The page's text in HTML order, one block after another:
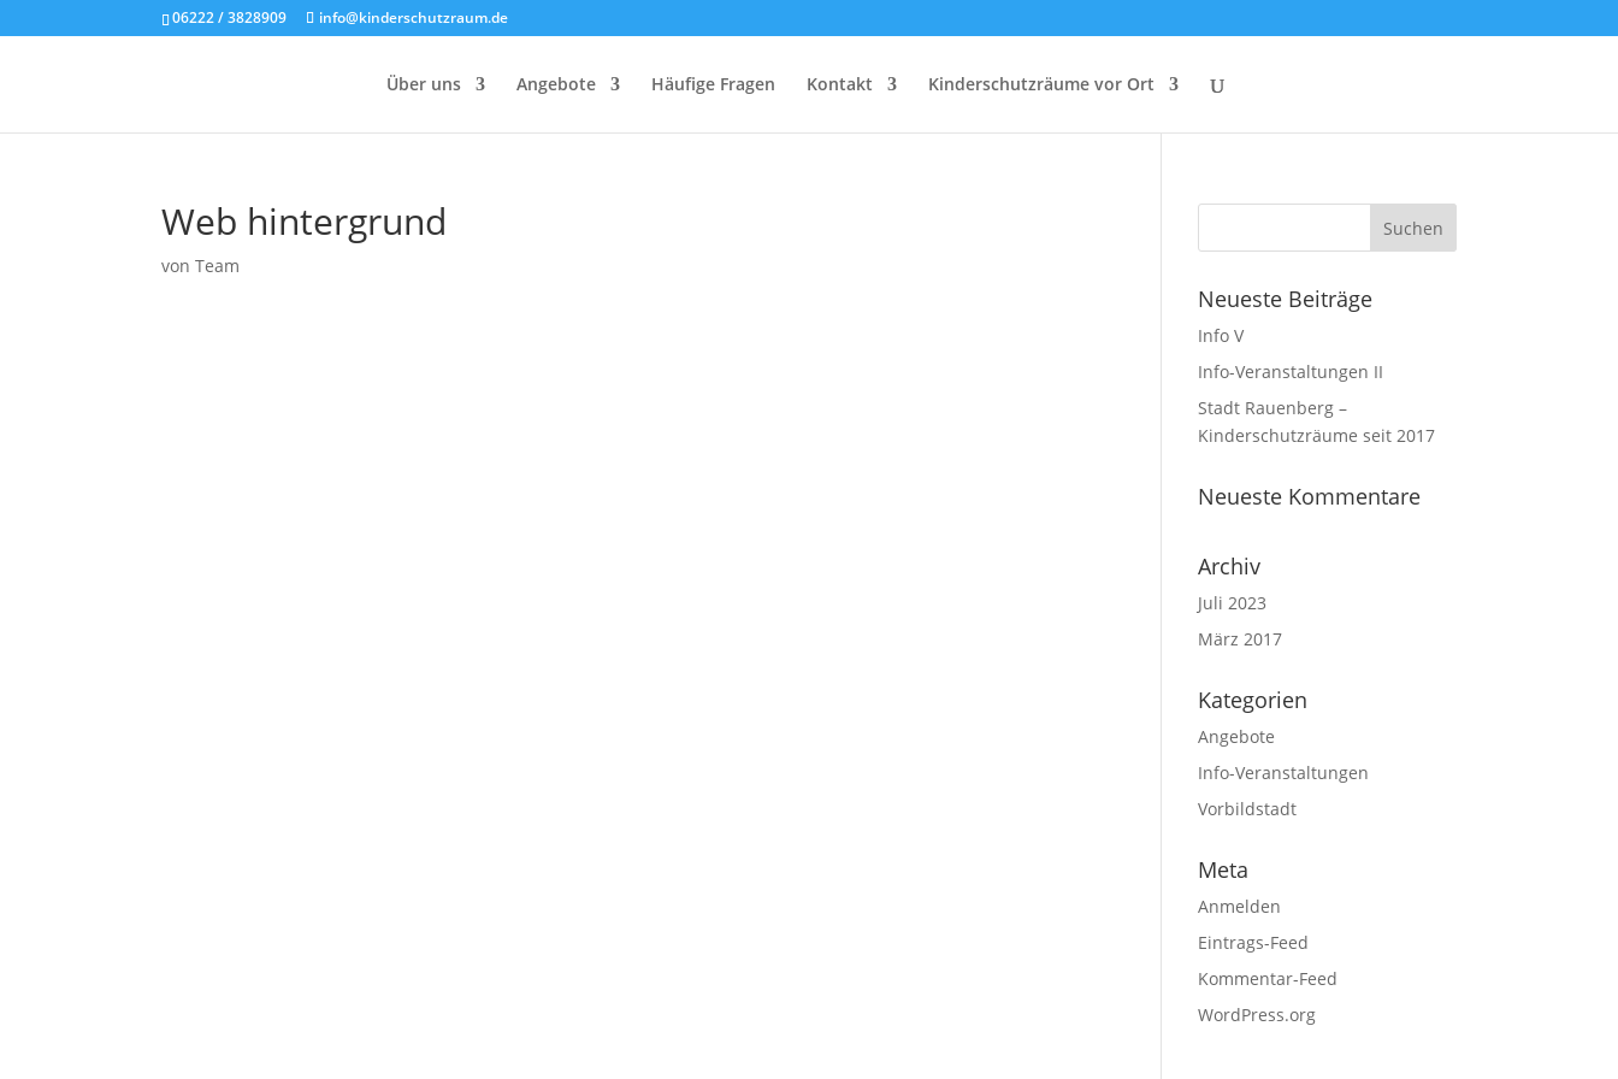
06222 / 3828909 info@kinderschutzraum.de
Über uns Angebote Häufige Fragen Kontakt Kinderschutzräume vor Ort
Web hintergrund
vonTeam
Neueste Beiträge
Info V
Info-Veranstaltungen II
Stadt Rauenberg –
Kinderschutzräume seit 2017
Neueste Kommentare
Archiv
Juli 2023
März 2017
Kategorien
Angebote
Info-Veranstaltungen
Vorbildstadt
Meta
Anmelden
Eintrags-Feed
Kommentar-Feed
WordPress.org